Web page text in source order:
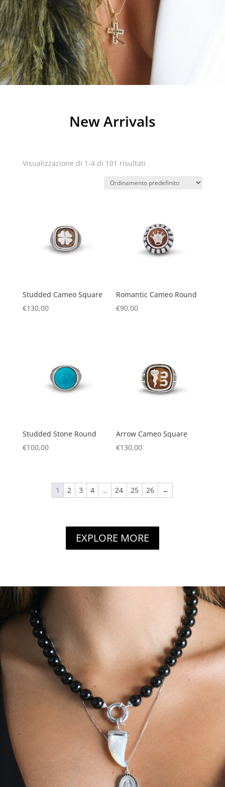
New Arrivals
Visualizzazione di 1-4 di 101 risultati
Studded Cameo Square
€130,00
Romantic Cameo Round
€90,00
Studded Stone Round
€100,00
Arrow Cameo Square
€130,00
1 2 3 4 … 24 25 26 →
EXPLORE MORE